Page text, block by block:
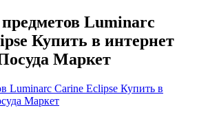
Luminarc
Купить в интернет
Маркет